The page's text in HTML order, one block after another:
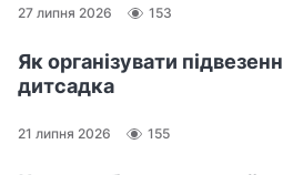
27 липня 2026 153
Як організувати
дитсадка
21 липня 2026 155